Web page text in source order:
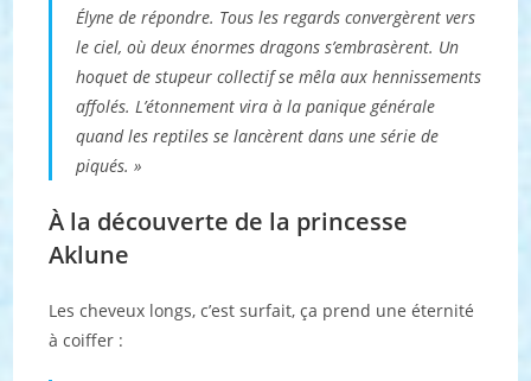
Élyne de répondre. Tous les regards convergèrent vers
le ciel, où deux énormes dragons s’embrasèrent. Un
hoquet de stupeur collectif se mêla aux hennissements
affolés. L’étonnement vira à la panique générale
quand les reptiles se lancèrent dans une série de
piqués. »
À la découverte de la princesse
Aklune
Les cheveux longs, c’est surfait, ça prend une éternité
à coiffer :